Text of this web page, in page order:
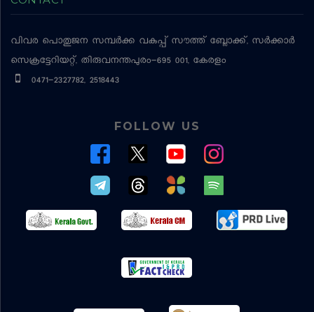
വിവര പൊതുജന സമ്പര്‍ക്ക വകുപ്പ് സൗത്ത് ബ്ലോക്ക്, സര്‍ക്കാര്‍
സെക്രട്ടേറിയറ്റ്, തിരുവനന്തപുരം-695 001, കേരളം
0471-2327782, 2518443
FOLLOW US